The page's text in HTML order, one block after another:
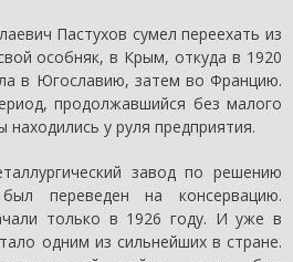
Пастухов сумел переехать из
особняк, в Крым, откуда в 1920
в Югославию, затем во Францию.
продолжавшийся без малого
находились у руля предприятия.
завод по решению
переведен на консервацию.
только в 1926 году. И уже в
одним из сильнейших в стране.